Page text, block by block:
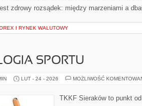
zdrowy rozsądek: między marzeniami a
I RYNEK WALUTOWY
SPORTU
LUT - 24 - 2026 MOŻLIWOŚĆ
TKKF Sieraków to punkt